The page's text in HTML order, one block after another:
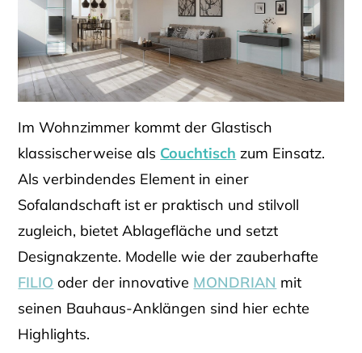
Im Wohnzimmer kommt der Glastisch
klassischerweise als Couchtisch zum Einsatz.
Als verbindendes Element in einer
Sofalandschaft ist er praktisch und stilvoll
zugleich, bietet Ablagefläche und setzt
Designakzente. Modelle wie der zauberhafte
FILIO oder der innovative MONDRIAN mit
seinen Bauhaus-Anklängen sind hier echte
Highlights.